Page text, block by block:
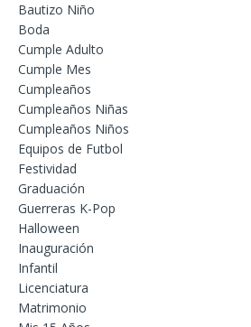
Bautizo Niño
Boda
Cumple Adulto
Cumple Mes
Cumpleaños
Cumpleaños Niñas
Cumpleaños Niños
Equipos de Futbol
Festividad
Graduación
Guerreras K-Pop
Halloween
Inauguración
Infantil
Licenciatura
Matrimonio